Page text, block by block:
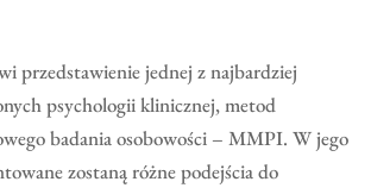
przedstawienie jednej z najbardziej
psychologii klinicznej, metod
badania osobowości – MMPI. W jego
zostaną różne podejścia do